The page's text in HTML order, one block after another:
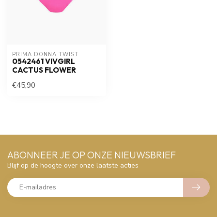
PRIMA DONNA TWIST
0542461 VIVGIRL
CACTUS FLOWER
€45,90
ABONNEER JE OP ONZE NIEUWSBRIEF
Blijf op de hoogte over onze laatste acties